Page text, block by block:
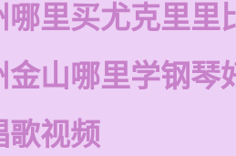
哪里买尤克里里
金山哪里学钢琴
歌视频